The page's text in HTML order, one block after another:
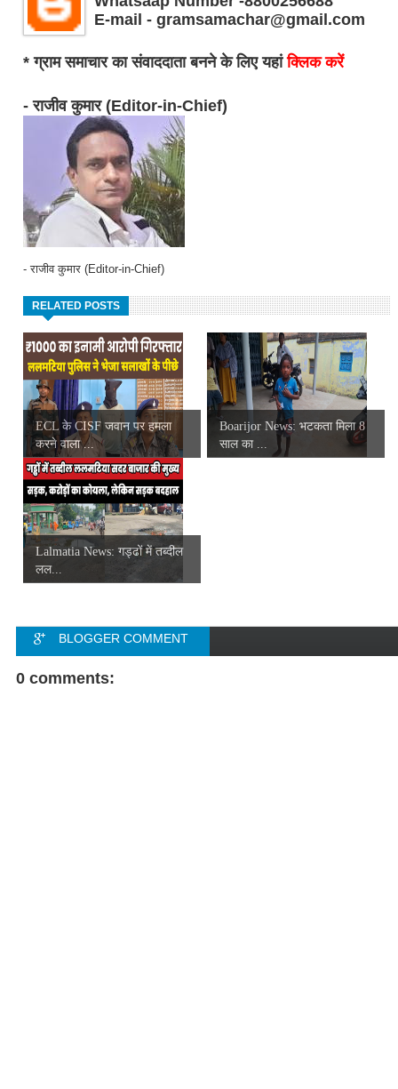
E-mail - gramsamachar@gmail.com
* ग्राम समाचार का संवाददाता बनने के लिए यहांक्लिक करें
- राजीव कुमार (Editor-in-Chief)
- राजीव कुमार (Editor-in-Chief)
RELATED POSTS
ECL के CISF जवान पर हमला
करने वाला ...
Boarijor News: भटकता मिला 8
साल का ...
Lalmatia News: गड्ढों में तब्दील
लल...
BLOGGER COMMENT
FACEBOOK COMMENT
0 comments: